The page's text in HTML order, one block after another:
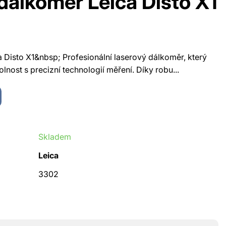
X1&nbsp; Profesionální laserový dálkoměr, který
s precizní technologií měření. Díky robu...
Skladem
Leica
3302